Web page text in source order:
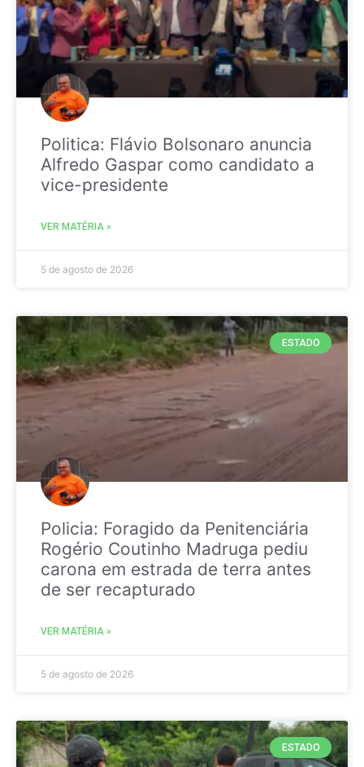
Politica: Flávio Bolsonaro anuncia
Alfredo Gaspar como candidato a
vice-presidente
VER MATÉRIA »
5 de agosto de 2026
ESTADO
Policia: Foragido da Penitenciária
Rogério Coutinho Madruga pediu
carona em estrada de terra antes
de ser recapturado
VER MATÉRIA »
5 de agosto de 2026
ESTADO